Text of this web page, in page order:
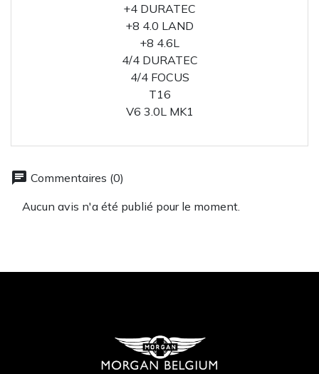
+4 DURATEC
+8 4.0 LAND
+8 4.6L
4/4 DURATEC
4/4 FOCUS
T16
V6 3.0L MK1
chat Commentaires (0)
Aucun avis n'a été publié pour le moment.